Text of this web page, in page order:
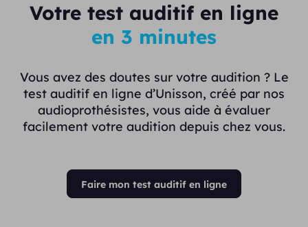
Votre test auditif en ligne
en 3 minutes
Vous avez des doutes sur votre audition ? Le
test auditif en ligne d’Unisson, créé par nos
audioprothésistes, vous aide à évaluer
facilement votre audition depuis chez vous.
Faire mon test auditif en ligne